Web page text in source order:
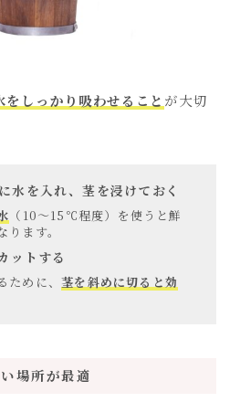
をしっかり吸わせること が大切
水を入れ、茎を浸けておく
（10～15℃程度）を使うと鮮
ます。
ットする
ために、茎を斜めに切ると効
場所が最適